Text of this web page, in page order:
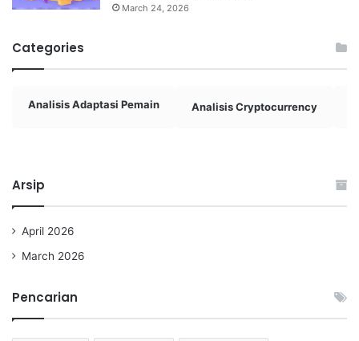
March 24, 2026
Categories
Analisis Adaptasi Pemain Analisis Cryptocurrency
Arsip
April 2026
March 2026
Pencarian